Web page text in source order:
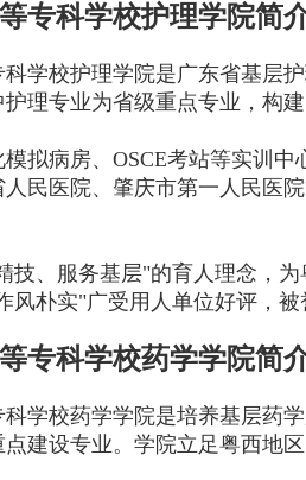
专科学校护理学院简
学校护理学院是广东省基层
理专业为省级重点专业，构
拟病房、OSCE考站等实训
民医院、肇庆市第一人民医
技、服务基层"的育人理念，
风朴实"广受用人单位好评，
专科学校药学学院简
学校药学学院是培养基层药
建设专业。学院立足粤西地